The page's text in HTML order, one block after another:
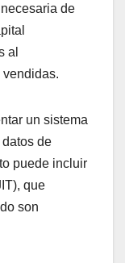
de
al
un sistema
de
puede incluir
que
son